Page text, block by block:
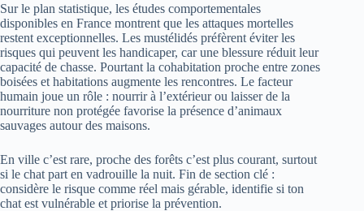
Sur le plan statistique, les études comportementales
disponibles en France montrent que les attaques mortelles
restent exceptionnelles. Les mustélidés préfèrent éviter les
risques qui peuvent les handicaper, car une blessure réduit leur
capacité de chasse. Pourtant la cohabitation proche entre zones
boisées et habitations augmente les rencontres. Le facteur
humain joue un rôle : nourrir à l’extérieur ou laisser de la
nourriture non protégée favorise la présence d’animaux
sauvages autour des maisons.
En ville c’est rare, proche des forêts c’est plus courant, surtout
si le chat part en vadrouille la nuit. Fin de section clé :
considère le risque comme réel mais gérable, identifie si ton
chat est vulnérable et priorise la prévention.